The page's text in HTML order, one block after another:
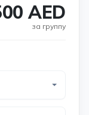
AED
за группу